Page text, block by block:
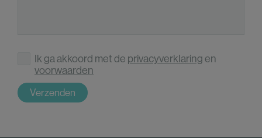
Ik ga akkoord met de privacyverklaringen
voorwaarden
Verzenden